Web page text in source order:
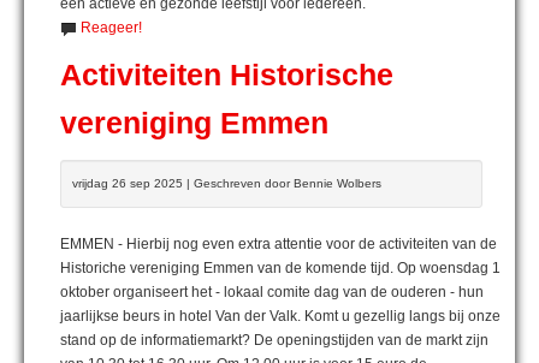
een actieve en gezonde leefstijl voor iedereen.
Reageer!
Activiteiten Historische
vereniging Emmen
vrijdag 26 sep 2025 | Geschreven door Bennie Wolbers
EMMEN - Hierbij nog even extra attentie voor de activiteiten van de
Historiche vereniging Emmen van de komende tijd. Op woensdag 1
oktober organiseert het - lokaal comite dag van de ouderen - hun
jaarlijkse beurs in hotel Van der Valk. Komt u gezellig langs bij onze
stand op de informatiemarkt? De openingstijden van de markt zijn